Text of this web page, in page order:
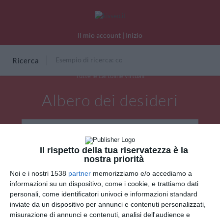
Il rispetto della tua riservatezza è la
nostra priorità
Noi e i nostri 1538 partner memorizziamo e/o accediamo a
informazioni su un dispositivo, come i cookie, e trattiamo dati
personali, come identificatori univoci e informazioni standard
inviate da un dispositivo per annunci e contenuti personalizzati,
misurazione di annunci e contenuti, analisi dell'audience e
Il mio account | Inizio
Ricerca
Tutte le cartoline virtuali
Albero dei desideri